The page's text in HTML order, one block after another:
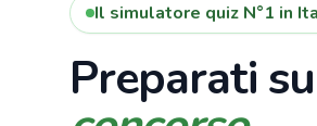
Il simulatore quiz N°1 in
Preparati